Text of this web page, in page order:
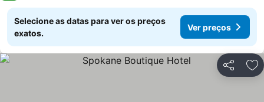
Selecione as datas para ver os preços
exatos.
Ver preços
Partilhar